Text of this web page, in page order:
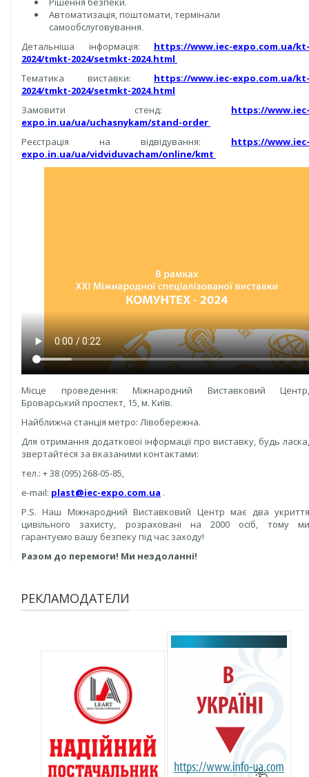
Автоматизація, поштомати, термінали
самообслуговування.
Детальніша інформація: https://www.iec-expo.com.ua/kt-
2024/tmkt-2024/setmkt-2024.html
Тематика виставки: https://www.iec-expo.com.ua/kt-
2024/tmkt-2024/setmkt-2024.html
Замовити стенд: https://www.iec-
expo.in.ua/ua/uchasnykam/stand-order
Реєстрація на відвідування: https://www.iec-
expo.in.ua/ua/vidviduvacham/online/kmt
Місце проведення: Міжнародний Виставковий Центр,
Броварський проспект, 15, м. Київ.
Найближча станція метро: Лівобережна.
Для отримання додаткової інформації про виставку, будь ласка,
звертайтеся за вказаними контактами:
тел.: + 38 (095) 268-05-85,
e-mail: plast@iec-expo.com.ua .
P.S. Наш Міжнародний Виставковий Центр має два укриття
цивільного захисту, розраховані на 2000 осіб, тому ми
гарантуємо вашу безпеку під час заходу!
Разом до перемоги! Ми нездоланні!
РЕКЛАМОДАТЕЛИ